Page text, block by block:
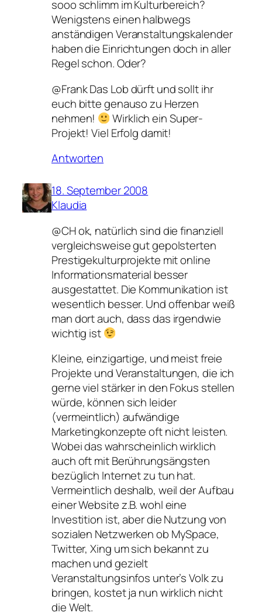
sooo schlimm im Kulturbereich?
Wenigstens einen halbwegs
anständigen Veranstaltungskalender
haben die Einrichtungen doch in aller
Regel schon. Oder?
@Frank Das Lob dürft und sollt ihr
euch bitte genauso zu Herzen
nehmen!
Wirklich ein Super-
Projekt! Viel Erfolg damit!
Antworten
18. September 2008
Klaudia
@CH ok, natürlich sind die finanziell
vergleichsweise gut gepolsterten
Prestigekulturprojekte mit online
Informationsmaterial besser
ausgestattet. Die Kommunikation ist
wesentlich besser. Und offenbar weiß
man dort auch, dass das irgendwie
wichtig ist
Kleine, einzigartige, und meist freie
Projekte und Veranstaltungen, die ich
gerne viel stärker in den Fokus stellen
würde, können sich leider
(vermeintlich) aufwändige
Marketingkonzepte oft nicht leisten.
Wobei das wahrscheinlich wirklich
auch oft mit Berührungsängsten
bezüglich Internet zu tun hat.
Vermeintlich deshalb, weil der Aufbau
einer Website z.B. wohl eine
Investition ist, aber die Nutzung von
sozialen Netzwerken ob MySpace,
Twitter, Xing um sich bekannt zu
machen und gezielt
Veranstaltungsinfos unter’s Volk zu
bringen, kostet ja nun wirklich nicht
die Welt.